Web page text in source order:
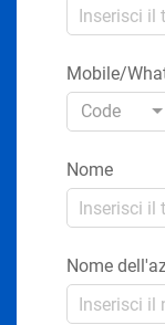
Mobile/
Code
Nome
Nome